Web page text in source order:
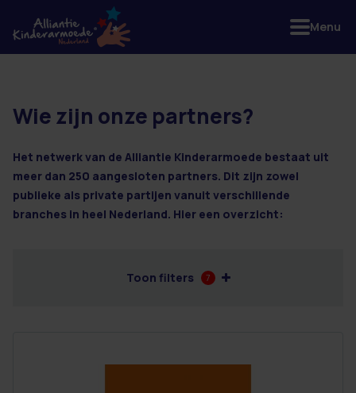
73 resultaten
Wie zijn onze partners?
Het netwerk van de Alliantie Kinderarmoede bestaat uit
meer dan 250 aangesloten partners. Dit zijn zowel
publieke als private partijen vanuit verschillende
branches in heel Nederland. Hier een overzicht:
Toon filters 7
Menu